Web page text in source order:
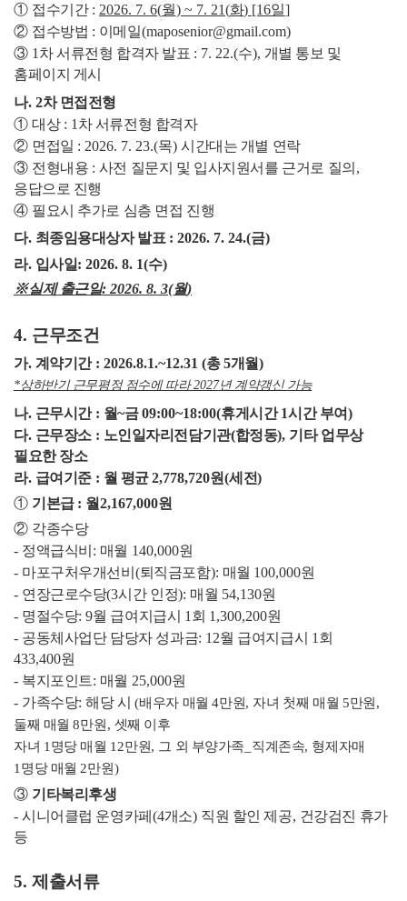
① 접수기간 : 2026. 7. 6(월) ~ 7. 21(화) [16일]
② 접수방법 : 이메일(maposenior@gmail.com)
③ 1 차 서류전형 합격자 발표 : 7. 22.(수), 개별 통보 및
홈페이지 게시
나. 2차 면접전형
① 대상 : 1 차 서류전형 합격자
② 면접일 : 2026. 7. 23.(목) 시간대는 개별 연락
③ 전형내용 : 사전 질문지 및 입사지원서를 근거로 질의 ,
응답으로 진행
④ 필요시 추가로 심층 면접 진행
다. 최종임용대상자 발표 : 2026. 7. 24.(금)
라. 입사일: 2026. 8. 1(수)
※실제 출근일: 2026. 8. 3(월)
4. 근무조건
가. 계약기간 : 2026.8.1.~12.31 (총5개월)
*상하반기 근무평정 점수에 따라2027년 계약갱신 가능
나. 근무시간 : 월~금09:00~18:00(휴게시간1시간 부여)
다. 근무장소 : 노인일자리전담기관(합정동), 기타 업무상
필요한 장소
라. 급여기준 : 월 평균2,778,720원(세전)
① 기본급 : 월2,167,000원
② 각종수당
- 정액급식비 : 매월 140,000원
- 마포구처우개선비 (퇴직금포함): 매월 100,000원
- 연장근로수당(3시간 인정): 매월 54,130원
- 명절수당: 9월 급여지급시 1 회 1,300,200원
- 공동체사업단 담당자 성과금: 12월 급여지급시 1 회
433,400원
- 복지포인트: 매월 25,000원
- 가족수당:해당 시(배우자 매월4만원, 자녀 첫째 매월 5만원 ,
둘째 매월8만원 , 셋째 이후
자녀 1 명당 매월 12만원, 그 외 부양가족 직계존속, 형제자매
1 명당 매월 2만원)
③ 기타복리후생
- 시니어클럽 운영카페 (4개소) 직원 할인 제공, 건강검진 휴가
등
5. 제출서류